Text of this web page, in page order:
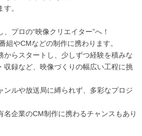
。
プロの“映像クリエイター”へ！
組やCMなどの制作に携わります。
からスタートし、少しずつ経験を積みな
収録など、映像づくりの幅広い工程に挑
ンルや放送局に縛られず、多彩なプロジ
名企業のCM制作に携わるチャンスもあり